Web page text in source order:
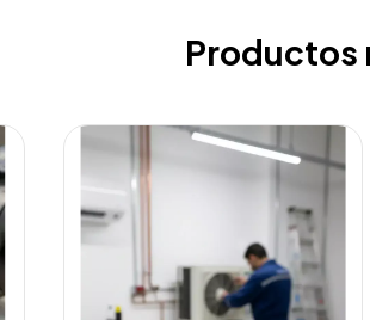
Productos